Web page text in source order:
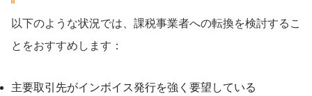
以下のような状況では、課税事業者への転換を検討するこ
とをおすすめします：
主要取引先がインボイス発行を強く要望している